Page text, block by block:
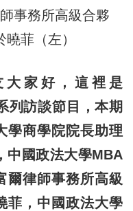
事務所高級合夥
菲（左）
家好，這裡是
列訪談節目，本期
學商學院院長助理
中國政法大學MBA
爾律師事務所高級
菲，中國政法大學